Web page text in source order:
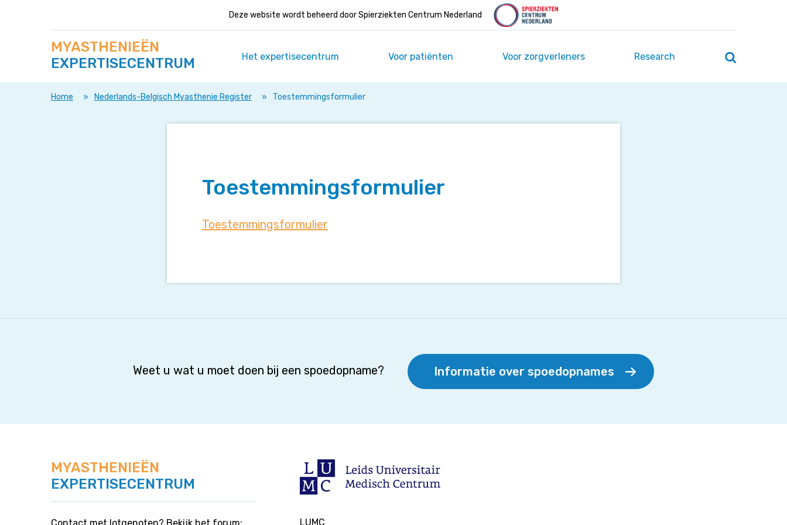
Deze website wordt beheerd door Spierziekten Centrum Nederland
direct
naar
op
deze
site
MYASTHENIEËN
EXPERTISECENTRUM
Het expertisecentrum Voor patiënten Voor zorgverleners Research Zoeken
/
Home » Nederlands-Belgisch Myasthenie Register » Toestemmingsformulier
Toestemmingsformulier
Toestemmingsformulier
Weet u wat u moet doen bij een spoedopname? Informatie over spoedopnames
MYASTHENIEËN
EXPERTISECENTRUM
LUMC